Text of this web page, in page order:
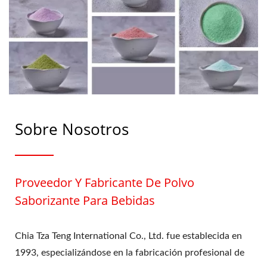
Sobre Nosotros
Proveedor Y Fabricante De Polvo
Saborizante Para Bebidas
Chia Tza Teng International Co., Ltd. fue establecida en
1993, especializándose en la fabricación profesional de